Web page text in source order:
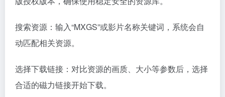
搜索资源：输入“MXGS”或影片名称关键词，系统会自
动匹配相关资源。
选择下载链接：对比资源的画质、大小等参数后，选择
合适的磁力链接开始下载。